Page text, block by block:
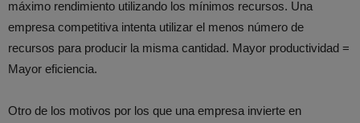
máximo rendimiento utilizando los mínimos recursos. Una
empresa competitiva intenta utilizar el menos número de
recursos para producir la misma cantidad. Mayor productividad =
Mayor eficiencia.
Otro de los motivos por los que una empresa invierte en